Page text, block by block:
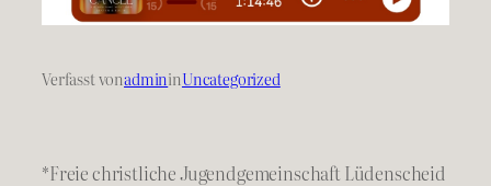
Verfasst vonadmininUncategorized
*Freie christliche Jugendgemeinschaft Lüdenscheid